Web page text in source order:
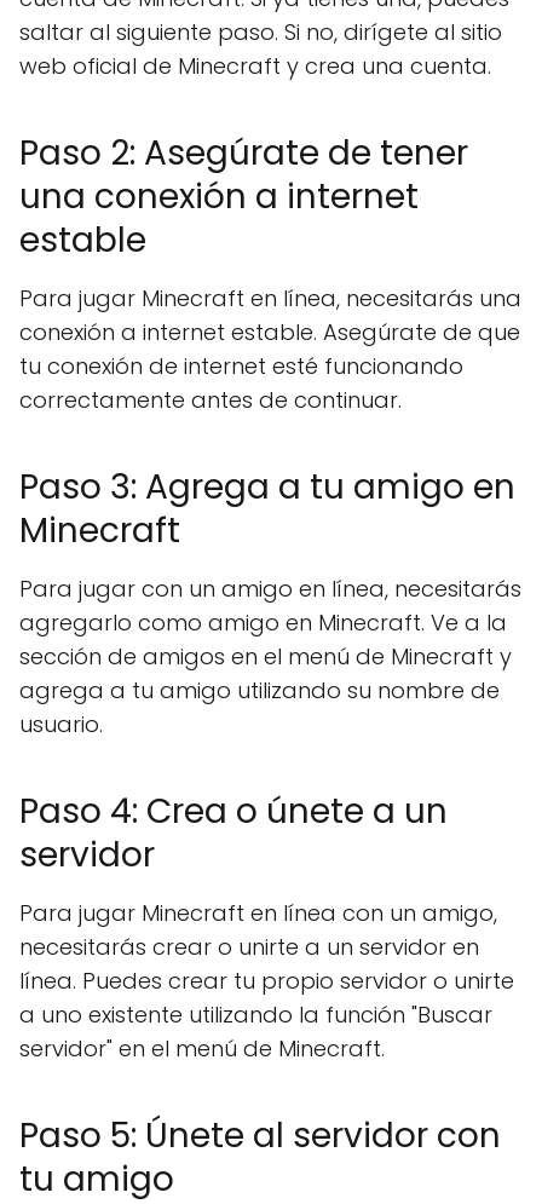
saltar al siguiente paso. Si no, dirígete al sitio
web oficial de Minecraft y crea una cuenta.
Paso 2: Asegúrate de tener
una conexión a internet
estable
Para jugar Minecraft en línea, necesitarás una
conexión a internet estable. Asegúrate de que
tu conexión de internet esté funcionando
correctamente antes de continuar.
Paso 3: Agrega a tu amigo en
Minecraft
Para jugar con un amigo en línea, necesitarás
agregarlo como amigo en Minecraft. Ve a la
sección de amigos en el menú de Minecraft y
agrega a tu amigo utilizando su nombre de
usuario.
Paso 4: Crea o únete a un
servidor
Para jugar Minecraft en línea con un amigo,
necesitarás crear o unirte a un servidor en
línea. Puedes crear tu propio servidor o unirte
a uno existente utilizando la función "Buscar
servidor" en el menú de Minecraft.
Paso 5: Únete al servidor con
tu amigo